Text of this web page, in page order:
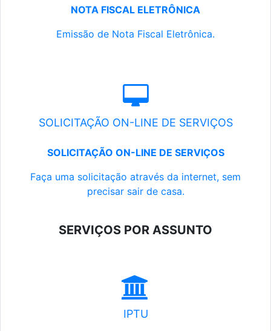
NOTA FISCAL ELETRÔNICA
Emissão de Nota Fiscal Eletrônica.
SOLICITAÇÃO ON-LINE DE SERVIÇOS
SOLICITAÇÃO ON-LINE DE SERVIÇOS
Faça uma solicitação através da internet, sem
precisar sair de casa.
SERVIÇOS POR ASSUNTO
IPTU